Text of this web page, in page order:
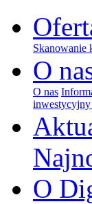
Skanowanie
O
O nas
inwestycyjny
O